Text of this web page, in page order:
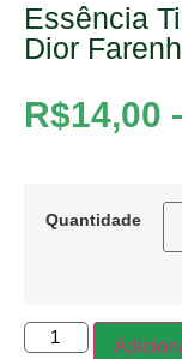
Essência
Dior
R$14,00
Quantidade